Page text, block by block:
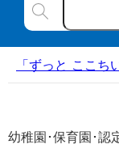
「ずっと ここ
幼稚園･保育園･認